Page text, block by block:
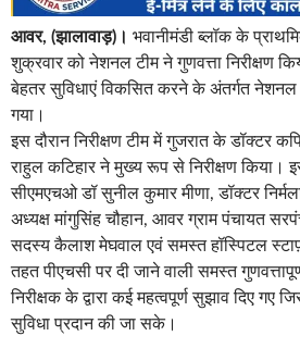
आवर, (झालावाड़)। भवानीमंडी ब्लॉक के
शुक्रवार को नेशनल टीम ने गुणवत्ता निरीक्षण
बेहतर सुविधाएं विकसित करने के अंतर्गत नेशनल
गया।
इस दौरान निरीक्षण टीम में गुजरात के डॉक्टर
राहुल कटिहार ने मुख्य रूप से निरीक्षण किया।
सीएमएचओ डॉ सुनील कुमार मीणा, डॉक्टर
अध्यक्ष मांगुसिंह चौहान, आवर ग्राम पंचायत
सदस्य कैलाश मेघवाल एवं समस्त हॉस्पिटल
तहत पीएचसी पर दी जाने वाली समस्त
निरीक्षक के द्वारा कई महत्वपूर्ण सुझाव दिए गए
सुविधा प्रदान की जा सके।